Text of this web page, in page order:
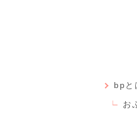
bpと
お